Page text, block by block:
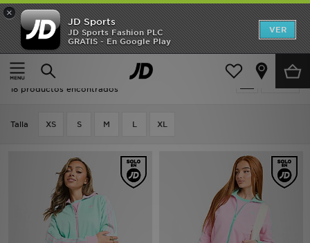
×
JD Sports
JD Sports Fashion PLC
GRATIS - En Google Play
VER
Página principal
Mujer Ropa de mujer Chaquetas de chándal
Oferta | Mujer - Chaquetas de chándal
18 productos encontrados
Talla XS S M L XL
Hombre
Mujer
Niños
Ver Marcas
Deportes & Fitness